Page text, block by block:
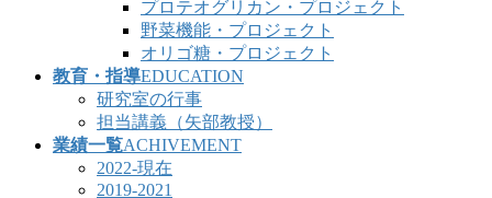
プロテオグリカン・プロジェクト
野菜機能・プロジェクト
オリゴ糖・プロジェクト
教育・指導EDUCATION
研究室の行事
担当講義（矢部教授）
業績一覧ACHIVEMENT
2022-現在
2019-2021